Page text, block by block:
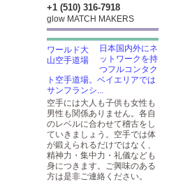
+1 (510) 316-7918
glow MATCH MAKERS
日本国内外にネ
ットワークを持
つフルコンタク
ト空手道場。ベイエリアでは
サンフランシ...
空手には大人も子供も女性も
男性も関係ありません。各自
のレベルに合わせて稽古をし
ていきましょう。空手では体
が鍛えられるだけではなく、
精神力・集中力・礼儀なども
身につきます。ご興味のある
方は是非ご連絡ください。